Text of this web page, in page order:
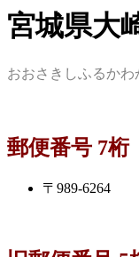
宮城県大
おおさきしふるかわ
郵便番号 7桁
〒989-6264